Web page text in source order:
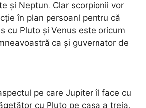
și Neptun. Clar scorpionii vor
în plan persoanl pentru că
cu Pluto și Venus este oricum
ca și guvernator de
pe care Jupiter îl face cu
cu Pluto pe casa a treia,